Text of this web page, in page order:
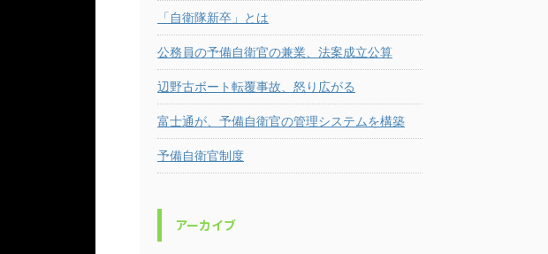
「自衛隊新卒」とは
公務員の予備自衛官の兼業、法案成立公算
辺野古ボート転覆事故、怒り広がる
富士通が、予備自衛官の管理システムを構築
予備自衛官制度
アーカイブ